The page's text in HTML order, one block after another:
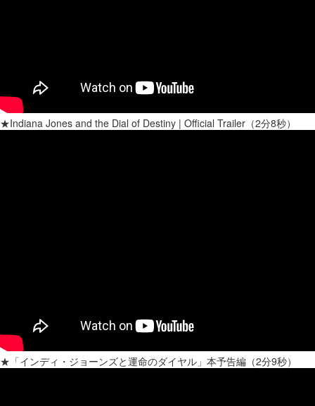
★Indiana Jones and the Dial of Destiny | Official Trailer（2分8秒）
★「インディ・ジョーンズと運命のダイヤル」本予告編（2分9秒）